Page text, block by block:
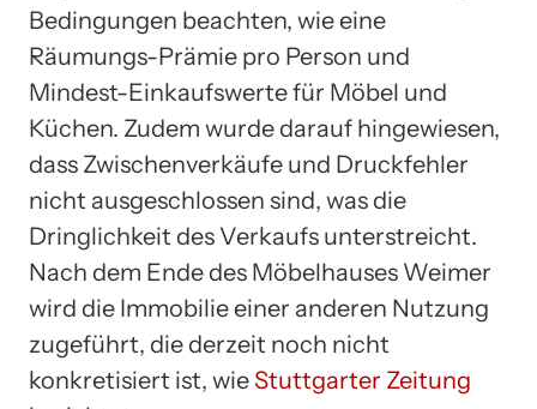
Bedingungen beachten, wie eine
Räumungs-Prämie pro Person und
Mindest-Einkaufswerte für Möbel und
Küchen. Zudem wurde darauf hingewiesen,
dass Zwischenverkäufe und Druckfehler
nicht ausgeschlossen sind, was die
Dringlichkeit des Verkaufs unterstreicht.
Nach dem Ende des Möbelhauses Weimer
wird die Immobilie einer anderen Nutzung
zugeführt, die derzeit noch nicht
konkretisiert ist, wie Stuttgarter Zeitung